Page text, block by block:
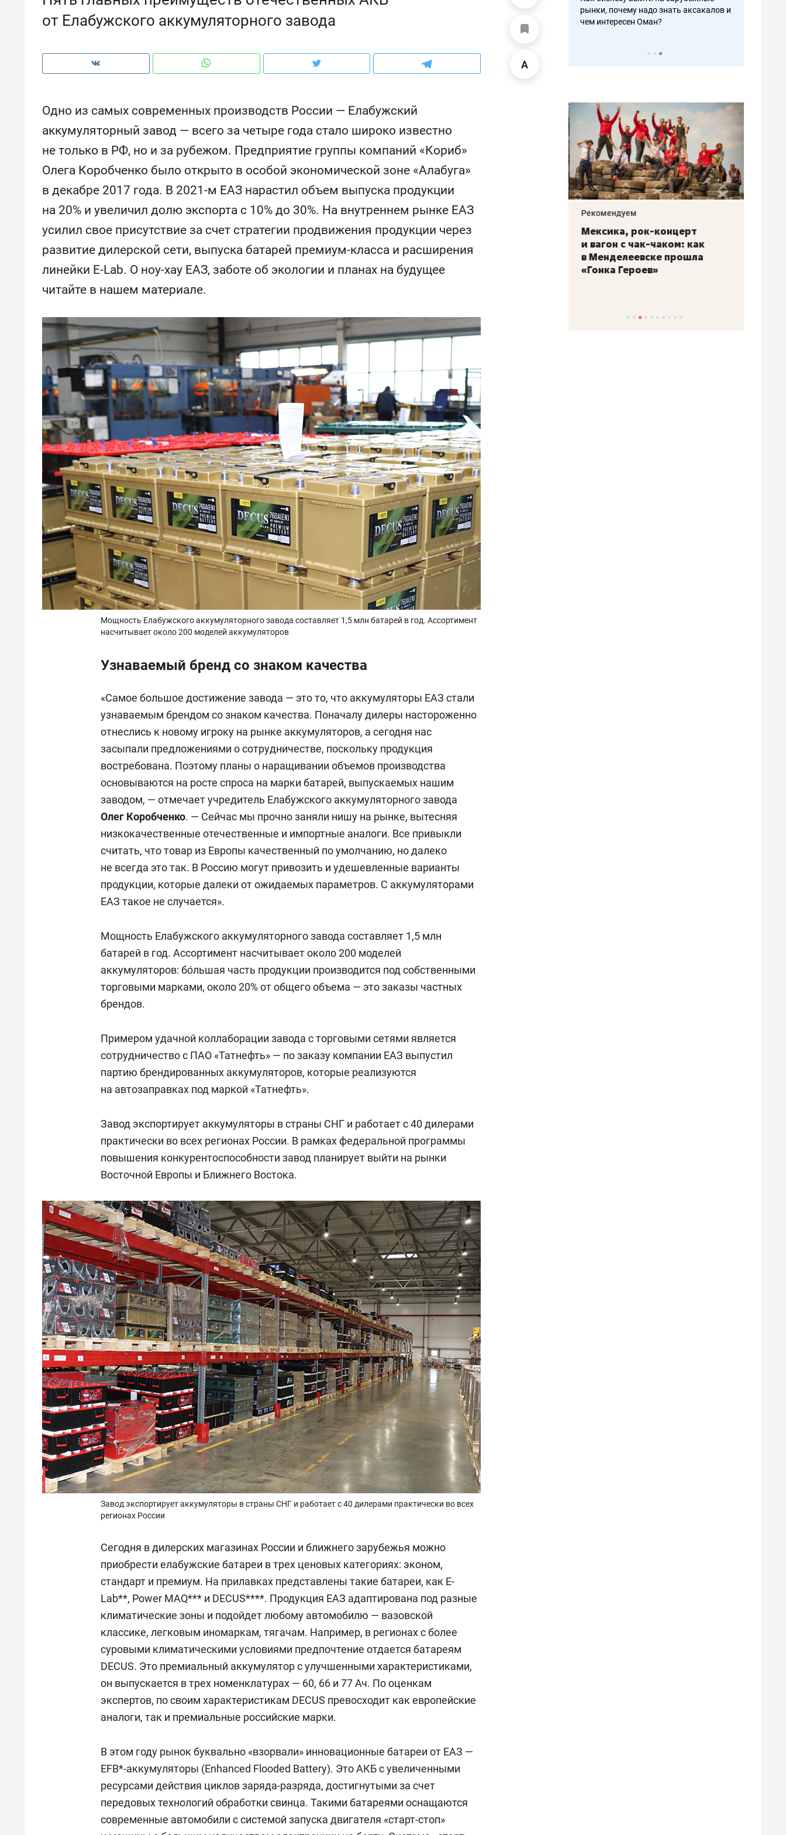
от Елабужского аккумуляторного завода
Одно из самых современных производств России — Елабужский
аккумуляторный завод — всего за четыре года стало широко известно
не только в РФ, но и за рубежом. Предприятие группы компаний «Кориб»
Олега Коробченко было открыто в особой экономической зоне «Алабуга»
в декабре 2017 года. В 2021-м ЕАЗ нарастил объем выпуска продукции
на 20% и увеличил долю экспорта с 10% до 30%. На внутреннем рынке ЕАЗ
усилил свое присутствие за счет стратегии продвижения продукции через
развитие дилерской сети, выпуска батарей премиум-класса и расширения
линейки Е-Lab. О ноу-хау ЕАЗ, заботе об экологии и планах на будущее
читайте в нашем материале.
Мощность Елабужского аккумуляторного завода составляет 1,5 млн батарей в год. Ассортимент
насчитывает около 200 моделей аккумуляторов
Узнаваемый бренд со знаком качества
«Самое большое достижение завода — это то, что аккумуляторы ЕАЗ стали
узнаваемым брендом со знаком качества. Поначалу дилеры настороженно
отнеслись к новому игроку на рынке аккумуляторов, а сегодня нас
засыпали предложениями о сотрудничестве, поскольку продукция
востребована. Поэтому планы о наращивании объемов производства
основываются на росте спроса на марки батарей, выпускаемых нашим
заводом, — отмечает учредитель Елабужского аккумуляторного завода
Олег Коробченко. — Сейчас мы прочно заняли нишу на рынке, вытесняя
низкокачественные отечественные и импортные аналоги. Все привыкли
считать, что товар из Европы качественный по умолчанию, но далеко
не всегда это так. В Россию могут привозить и удешевленные варианты
продукции, которые далеки от ожидаемых параметров. С аккумуляторами
ЕАЗ такое не случается».
Мощность Елабужского аккумуляторного завода составляет 1,5 млн
батарей в год. Ассортимент насчитывает около 200 моделей
аккумуляторов: бо́льшая часть продукции производится под собственными
торговыми марками, около 20% от общего объема — это заказы частных
брендов.
Примером удачной коллаборации завода с торговыми сетями является
сотрудничество с ПАО «Татнефть» — по заказу компании ЕАЗ выпустил
партию брендированных аккумуляторов, которые реализуются
на автозаправках под маркой «Татнефть».
Завод экспортирует аккумуляторы в страны СНГ и работает с 40 дилерами
практически во всех регионах России. В рамках федеральной программы
повышения конкурентоспособности завод планирует выйти на рынки
Восточной Европы и Ближнего Востока.
Завод экспортирует аккумуляторы в страны СНГ и работает с 40 дилерами практически во всех
регионах России
Сегодня в дилерских магазинах России и ближнего зарубежья можно
приобрести елабужские батареи в трех ценовых категориях: эконом,
стандарт и премиум. На прилавках представлены такие батареи, как E-
Lab**, Power MAQ*** и DECUS****. Продукция ЕАЗ адаптирована под разные
климатические зоны и подойдет любому автомобилю — вазовской
классике, легковым иномаркам, тягачам. Например, в регионах с более
суровыми климатическими условиями предпочтение отдается батареям
DECUS. Это премиальный аккумулятор с улучшенными характеристиками,
он выпускается в трех номенклатурах — 60, 66 и 77 Ач. По оценкам
экспертов, по своим характеристикам DECUS превосходит как европейские
аналоги, так и премиальные российские марки.
В этом году рынок буквально «взорвали» инновационные батареи от ЕАЗ —
EFB*-аккумуляторы (Enhanced Flooded Battery). Это АКБ с увеличенными
ресурсами действия циклов заряда-разряда, достигнутыми за счет
передовых технологий обработки свинца. Такими батареями оснащаются
современные автомобили с системой запуска двигателя «старт-стоп»
рынки, почему надо знать аксакалов и
чем интересен Оман?
клиентах и чудных запросах мастеров
рынки, почему надо знать аксакалов и
чем интересен Оман?
Рекомендуем
Как ГК «МИР ГРУПП» и ВТБ
создают оазис жилого
комфорта под Казанью
Рекомендуем
150 камер до квартиры и Face
ID вместо ключа: какой будет
безопасность в ЖК «Нова»
Рекомендуем
Опыт выживания в дикой
с ментальным и физическим
состоянием как основа
Рекомендуем
Мексика, рок-концерт
и вагон с чак-чаком: как
в Менделеевске прошла
«Гонка Героев»